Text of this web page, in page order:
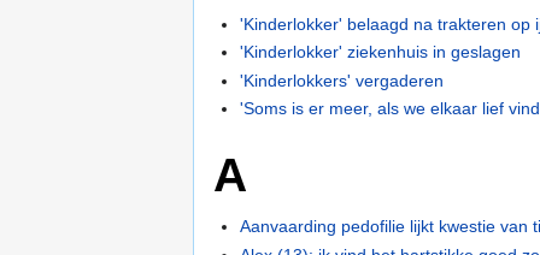
'Kinderlokker' belaagd na trakteren op
'Kinderlokker' ziekenhuis in geslagen
'Kinderlokkers' vergaderen
'Soms is er meer, als we elkaar lief
A
Aanvaarding pedofilie lijkt kwestie van